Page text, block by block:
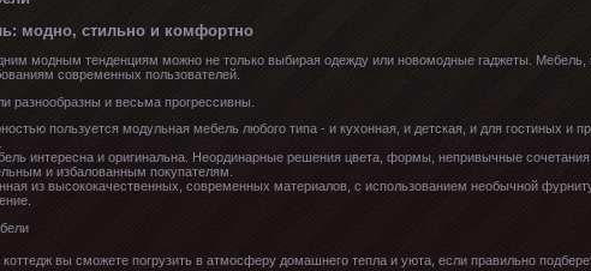
модно, стильно и комфортно
модным тенденциям можно не только выбирая одежду или новомодные гаджеты.
современных пользователей.
разнообразны и весьма прогрессивны.
пользуется модульная мебель любого типа - и кухонная, и детская, и для гостиных и
интересна и оригинальна. Неординарные решения цвета, формы, непривычные
и избалованным покупателям.
из высококачественных, современных материалов, с использованием необычной
коттедж вы сможете погрузить в атмосферу домашнего тепла и уюта, если правильно